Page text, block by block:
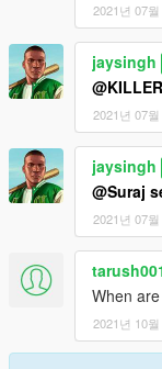
2021년 07월
jaysingh
2021년 07월
jaysingh
@Suraj
2021년 07월
When
2021년 10월